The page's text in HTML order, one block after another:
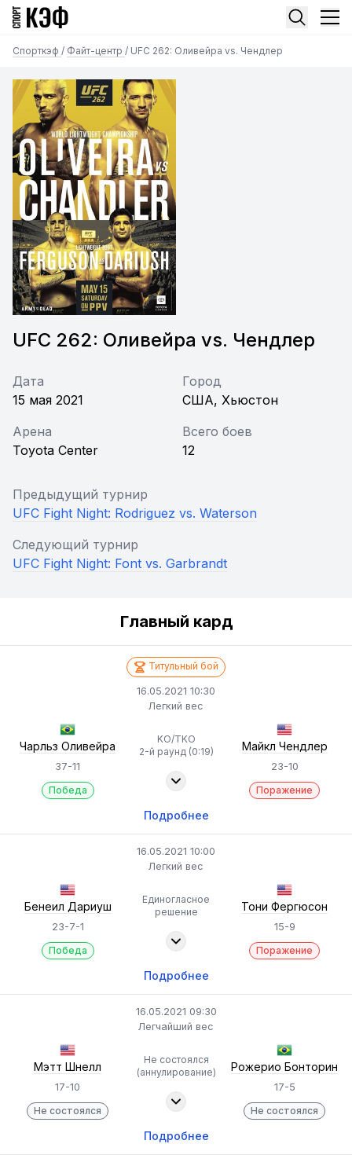
Спорткэф / Файт-центр / UFC 262: Оливейра vs. Чендлер
UFC 262: Оливейра vs. Чендлер
Дата
15 мая 2021
Город
США, Хьюстон
Арена
Toyota Center
Всего боев
12
Предыдущий турнир
UFC Fight Night: Rodriguez vs. Waterson
Следующий турнир
UFC Fight Night: Font vs. Garbrandt
Главный кард
Титульный бой
16.05.2021 10:30
Легкий вес
Чарльз Оливейра
37-11
Победа
KO/TKO
2-й раунд (0:19)
Майкл Чендлер
23-10
Поражение
Подробнее
16.05.2021 10:00
Легкий вес
Бенеил Дариуш
23-7-1
Победа
Единогласное
решение
Тони Фергюсон
15-9
Поражение
Подробнее
16.05.2021 09:30
Легчайший вес
Мэтт Шнелл
17-10
Не состоялся
Не состоялся
(аннулирование)
Рожерио Бонторин
17-5
Не состоялся
Подробнее